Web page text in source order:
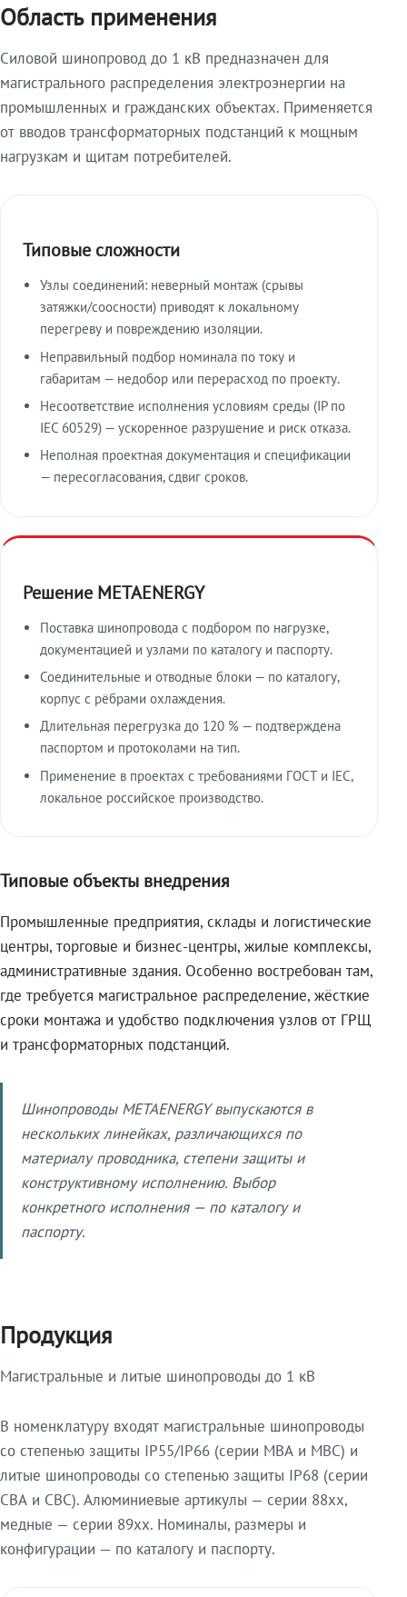
Область применения
Силовой шинопровод до 1 кВ предназначен для
магистрального распределения электроэнергии на
промышленных и гражданских объектах. Применяется
от вводов трансформаторных подстанций к мощным
нагрузкам и щитам потребителей.
Типовые сложности
Узлы соединений: неверный монтаж (срывы
затяжки/соосности) приводят к локальному
перегреву и повреждению изоляции.
Неправильный подбор номинала по току и
габаритам — недобор или перерасход по проекту.
Несоответствие исполнения условиям среды (IP по
IEC 60529) — ускоренное разрушение и риск отказа.
Неполная проектная документация и спецификации
— пересогласования, сдвиг сроков.
Решение METAENERGY
Поставка шинопровода с подбором по нагрузке,
документацией и узлами по каталогу и паспорту.
Соединительные и отводные блоки — по каталогу,
корпус с рёбрами охлаждения.
Длительная перегрузка до 120 % — подтверждена
паспортом и протоколами на тип.
Применение в проектах с требованиями ГОСТ и IEC,
локальное российское производство.
Типовые объекты внедрения
Промышленные предприятия, склады и логистические
центры, торговые и бизнес-центры, жилые комплексы,
административные здания. Особенно востребован там,
где требуется магистральное распределение, жёсткие
сроки монтажа и удобство подключения узлов от ГРЩ
и трансформаторных подстанций.
Шинопроводы METAENERGY выпускаются в
нескольких линейках, различающихся по
материалу проводника, степени защиты и
конструктивному исполнению. Выбор
конкретного исполнения — по каталогу и
паспорту.
Продукция
Магистральные и литые шинопроводы до 1 кВ
В номенклатуру входят магистральные шинопроводы
со степенью защиты IP55/IP66 (серии МВА и МВС) и
литые шинопроводы со степенью защиты IP68 (серии
СВА и СВС). Алюминиевые артикулы — серии 88xx,
медные — серии 89xx. Номиналы, размеры и
конфигурации — по каталогу и паспорту.